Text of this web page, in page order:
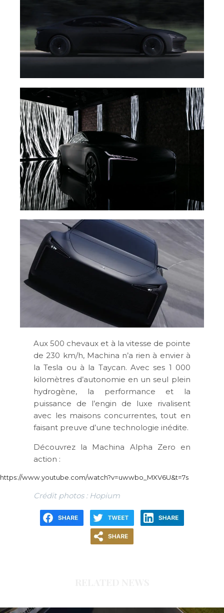
Aux 500 chevaux et à la vitesse de pointe
de 230 km/h, Machina n’a rien à envier à
la Tesla ou à la Taycan. Avec ses 1 000
kilomètres d’autonomie en un seul plein
hydrogène, la performance et la
puissance de l’engin de luxe rivalisent
avec les maisons concurrentes, tout en
faisant preuve d’une technologie inédite.
Découvrez la Machina Alpha Zero en
action :
https://www.youtube.com/watch?v=uwwbo_MXV6U&t=7s
Crédit photos : Hopium